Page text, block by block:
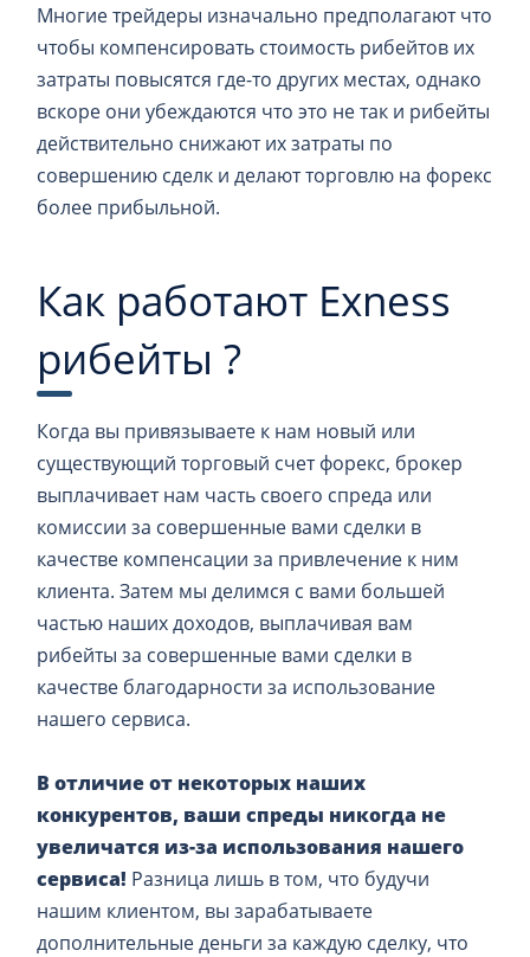
Многие трейдеры изначально предполагают что
чтобы компенсировать стоимость рибейтов их
затраты повысятся где-то других местах, однако
вскоре они убеждаются что это не так и рибейты
действительно снижают их затраты по
совершению сделк и делают торговлю на форекс
более прибыльной.
Как работают Exness
рибейты ?
Когда вы привязываете к нам новый или
существующий торговый счет форекс, брокер
выплачивает нам часть своего спреда или
комиссии за совершенные вами сделки в
качестве компенсации за привлечение к ним
клиента. Затем мы делимся с вами большей
частью наших доходов, выплачивая вам
рибейты за совершенные вами сделки в
качестве благодарности за использование
нашего сервиса.
В отличие от некоторых наших
конкурентов, ваши спреды никогда не
увеличатся из-за использования нашего
сервиса! Разница лишь в том, что будучи
нашим клиентом, вы зарабатываете
дополнительные деньги за каждую сделку, что